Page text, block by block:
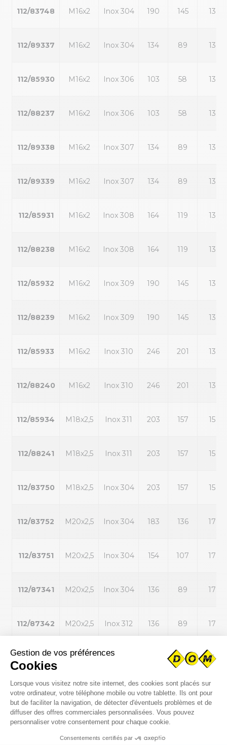
112/83748 M16x2 Inox 304 190 145 13
112/89337 M16x2 Inox 304 134 89 13
112/85930 M16x2 Inox 306 103 58 13
112/88237 M16x2 Inox 306 103 58 13
112/89338 M16x2 Inox 307 134 89 13
112/89339 M16x2 Inox 307 134 89 13
112/85931 M16x2 Inox 308 164 119 13
112/88238 M16x2 Inox 308 164 119 13
112/85932 M16x2 Inox 309 190 145 13
112/88239 M16x2 Inox 309 190 145 13
112/85933 M16x2 Inox 310 246 201 13
112/88240 M16x2 Inox 310 246 201 13
112/85934 M18x2,5 Inox 311 203 157 15
112/88241 M18x2,5 Inox 311 203 157 15
112/83750 M18x2,5 Inox 304 203 157 15
112/83752 M20x2,5 Inox 304 183 136 17
112/83751 M20x2,5 Inox 304 154 107 17
112/87341 M20x2,5 Inox 304 136 89 17
112/87342 M20x2,5 Inox 312 136 89 17
112/88242 M20x2,5 Inox 312 89 17
112/85935 M20x2,5 Inox 313 154 107 17
112/88243 M20x2,5 Inox 313 154